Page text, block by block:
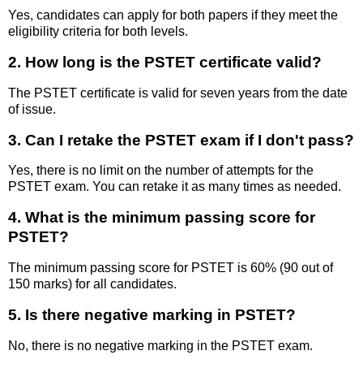
Yes, candidates can apply for both papers if they meet the
eligibility criteria for both levels.
2. How long is the PSTET certificate valid?
The PSTET certificate is valid for seven years from the date
of issue.
3. Can I retake the PSTET exam if I don't pass?
Yes, there is no limit on the number of attempts for the
PSTET exam. You can retake it as many times as needed.
4. What is the minimum passing score for
PSTET?
The minimum passing score for PSTET is 60% (90 out of
150 marks) for all candidates.
5. Is there negative marking in PSTET?
No, there is no negative marking in the PSTET exam.